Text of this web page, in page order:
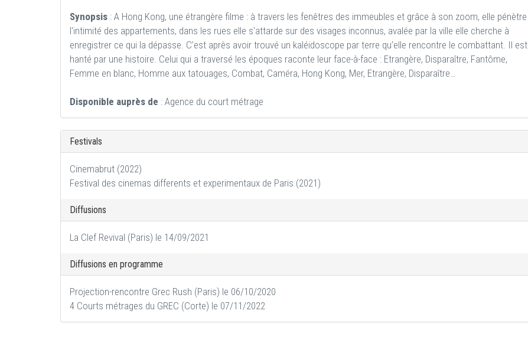
Synopsis : A Hong Kong, une étrangère filme : à travers les fenêtres des immeubles et grâce à son zoom, elle pénètre
l'intimité des appartements, dans les rues elle s'attarde sur des visages inconnus, avalée par la ville elle cherche à
enregistrer ce qui la dépasse. C’est après avoir trouvé un kaléidoscope par terre qu’elle rencontre le combattant. Il est
hanté par une histoire. Celui qui a traversé les époques raconte leur face-à-face : Etrangère, Disparaître, Fantôme,
Femme en blanc, Homme aux tatouages, Combat, Caméra, Hong Kong, Mer, Etrangère, Disparaître…
Disponible auprès de : Agence du court métrage
Festivals
Cinemabrut (2022)
Festival des cinemas differents et experimentaux de Paris (2021)
Diffusions
La Clef Revival (Paris) le 14/09/2021
Diffusions en programme
Projection-rencontre Grec Rush (Paris) le 06/10/2020
4 Courts métrages du GREC (Corte) le 07/11/2022